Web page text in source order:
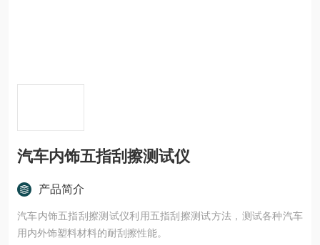
汽车内饰五指刮擦测试仪
产品简介
汽车内饰五指刮擦测试仪利用五指刮擦测试方法，测试各种汽车
用内外饰塑料材料的耐刮擦性能。